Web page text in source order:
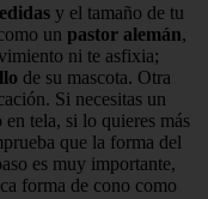
y el tamaño de tu
un pastor alemán,
ni te asfixia;
de su mascota. Otra
Si necesitas un
tela, si lo quieres más
que la forma del
es muy importante,
forma de cono como